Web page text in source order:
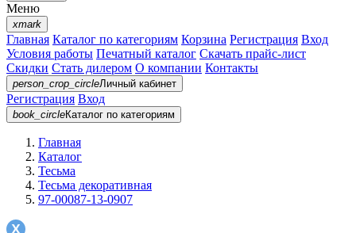
Меню
xmark
Главная Каталог по категориям Корзина Регистрация Вход
Условия работы Печатный каталог Скачать прайс-лист
Скидки Стать дилером О компании Контакты
person_crop_circleЛичный кабинет
Регистрация Вход
book_circleКаталог по категориям
Главная
Каталог
Тесьма
Тесьма декоративная
97-00087-13-0907